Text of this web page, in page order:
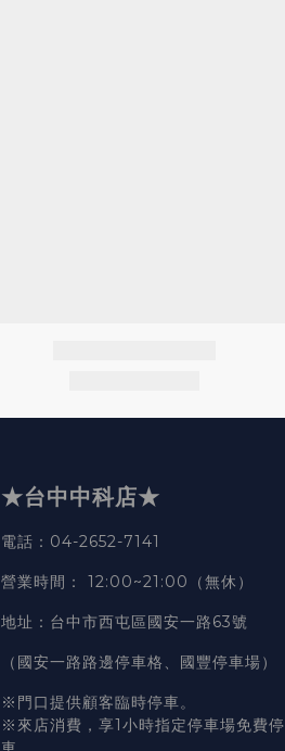
★台中中科店★
電話 ：04-2652-7141
營業時間 ： 12:00~21:00（無休）
地址 ：台中市西屯區國安一路63號
（國安一路路邊停車格、國豐停車場）
※門口提供顧客臨時停車。
※來店消費，享1小時指定停車場免費停